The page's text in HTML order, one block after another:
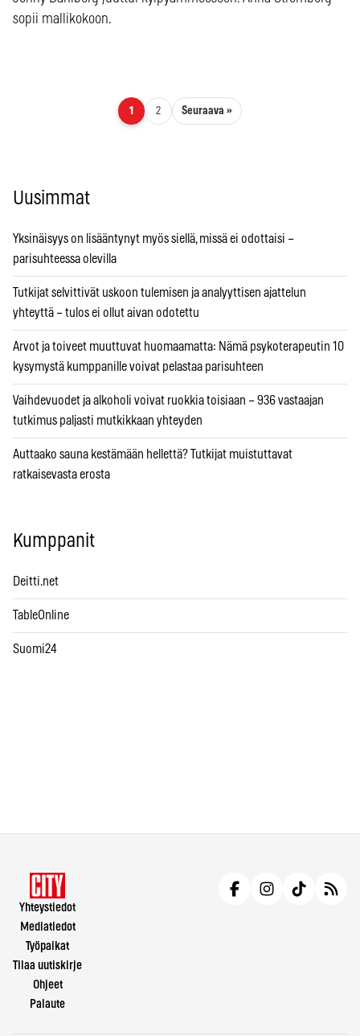
sopii mallikokoon.
Artikkelien sivutus
1 2 Seuraava »
Uusimmat
Yksinäisyys on lisääntynyt myös siellä, missä ei odottaisi –
parisuhteessa olevilla
Tutkijat selvittivät uskoon tulemisen ja analyyttisen ajattelun
yhteyttä – tulos ei ollut aivan odotettu
Arvot ja toiveet muuttuvat huomaamatta: Nämä psykoterapeutin 10
kysymystä kumppanille voivat pelastaa parisuhteen
Vaihdevuodet ja alkoholi voivat ruokkia toisiaan – 936 vastaajan
tutkimus paljasti mutkikkaan yhteyden
Auttaako sauna kestämään hellettä? Tutkijat muistuttavat
ratkaisevasta erosta
Kumppanit
Deitti.net
TableOnline
Suomi24
Yhteystiedot
Mediatiedot
Työpaikat
Tilaa uutiskirje
Ohjeet
Palaute